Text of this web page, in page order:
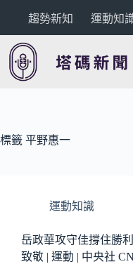
要
內
趨勢新知 運動知
標籤 平野惠一
運動知識
岳政華攻守佳撐住勝
致敬 | 運動 | 中央社